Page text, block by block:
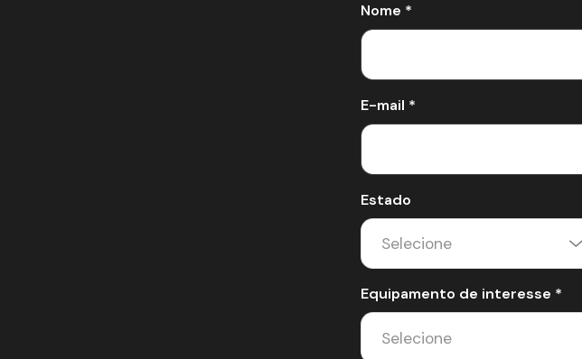
Nome *
E-mail *
Estado
Equipamento de interesse *